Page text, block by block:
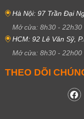
Hà Nội: 97 Trần Đại
Mở cửa: 8h30 - 22h30
HCM: 92 Lê Văn Sỹ,
Mở cửa: 8h30 - 22h00
THEO DÕI